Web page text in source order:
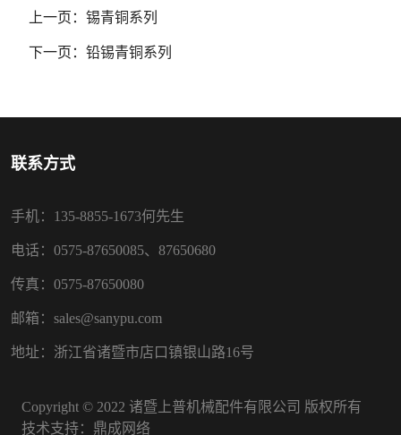
上一页： 锡青铜系列
下一页： 铅锡青铜系列
联系方式
手机：135-8855-1673何先生
电话：0575-87650085、87650680
传真：0575-87650080
邮箱：sales@sanypu.com
地址：浙江省诸暨市店口镇银山路16号
Copyright © 2022 诸暨上普机械配件有限公司 版权所有
技术支持： 鼎成网络